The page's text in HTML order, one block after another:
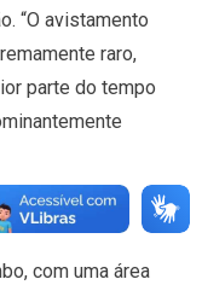
“O avistamento
raro,
parte do tempo
com uma área